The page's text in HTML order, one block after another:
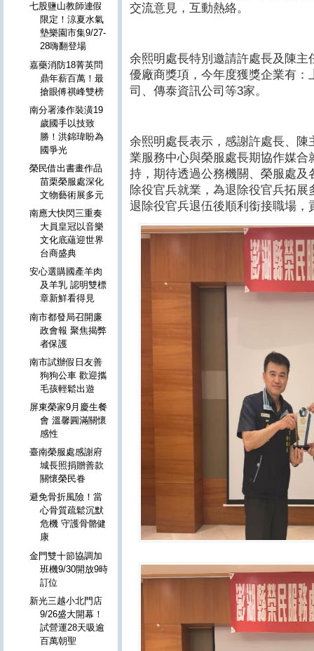
交流意見，互動熱絡。
余熙明處長特別邀請許處長及陳
優廠商獎項，今年度獲獎企業有
司、傳泰資訊公司等3家。
余熙明處長表示，感謝許處長、
業服務中心與榮服處長期協作媒
持，期待透過公務機關、榮服處
除役官兵就業，為退除役官兵拓
退除役官兵退伍後順利銜接職場，
七股鹽山教師連假
限定！涼夏水氣
墊樂園市集9/27-
28嗨翻登場
嘉藥消防18菁英問
鼎年薪百萬！最
搶眼傅祺峰雙榜
南分署漆作裝潢19
歲國手以技致
勝！洪錦瑋盼為
國爭光
榮民借出書畫作品
苗栗榮服處深化
文物藝術展多元
南應大快閃三重奏
大員皇冠以音樂
文化底蘊迎世界
台商盛典
安心選購國產羊肉
及羊乳 認明雙標
章新鮮看得見
南市都發局召開廉
政會報 聚焦揭弊
者保護
南市試辦假日友善
狗狗公車 歡迎攜
毛孩輕鬆出遊
屏東榮家9月慶生餐
會 溫馨圓滿關懷
感性
臺南榮服處感謝府
城長照捐贈善款
關懷榮民眷
避免骨折風險！當
心骨質疏鬆沉默
危機 守護骨骼健
康
金門雙十節協調加
班機9/30開放9時
訂位
新光三越小北門店
9/26盛大開幕！
試營運28天吸逾
百萬朝聖